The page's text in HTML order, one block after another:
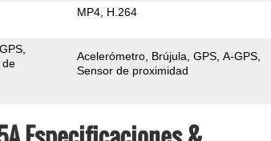
MP4 H.264
de
Acelerómetro Brújula GPS A-GPS
Sensor de proximidad